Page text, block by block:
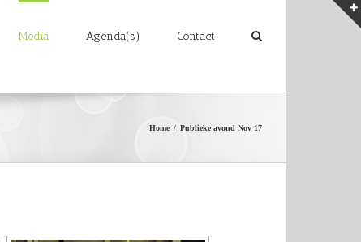
Media Agenda(s) Contact
Home / Publieke avond Nov 17